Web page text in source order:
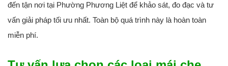
đến tận nơi tại Phường Phương Liệt để khảo sát, đo đạc và tư
vấn giải pháp tối ưu nhất. Toàn bộ quá trình này là hoàn toàn
miễn phí.